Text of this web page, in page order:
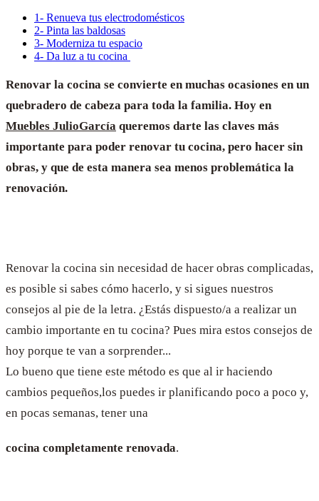
1- Renueva tus electrodomésticos
2- Pinta las baldosas
3- Moderniza tu espacio
4- Da luz a tu cocina
Renovar la cocina se convierte en muchas ocasiones en un
quebradero de cabeza para toda la familia. Hoy en
Muebles JulioGarcía queremos darte las claves más
importante para poder renovar tu cocina, pero hacer sin
obras, y que de esta manera sea menos problemática la
renovación.
Renovar la cocina sin necesidad de hacer obras complicadas,
es posible si sabes cómo hacerlo, y si sigues nuestros
consejos al pie de la letra. ¿Estás dispuesto/a a realizar un
cambio importante en tu cocina? Pues mira estos consejos de
hoy porque te van a sorprender...
Lo bueno que tiene este método es que al ir haciendo
cambios pequeños,los puedes ir planificando poco a poco y,
en pocas semanas, tener una
cocina completamente renovada.